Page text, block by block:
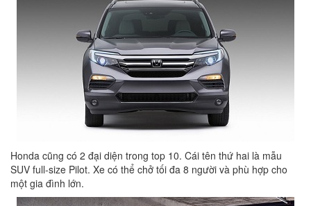
Honda cũng có 2 đại diện trong top 10. Cái tên thứ hai là mẫu
SUV full-size Pilot. Xe có thể chở tối đa 8 người và phù hợp cho
một gia đình lớn.